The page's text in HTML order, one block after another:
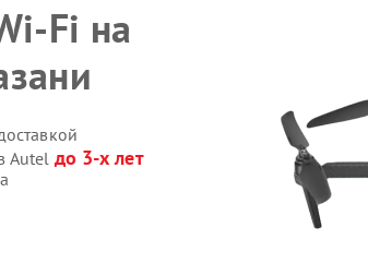
Fi на
Autel до 3-х лет